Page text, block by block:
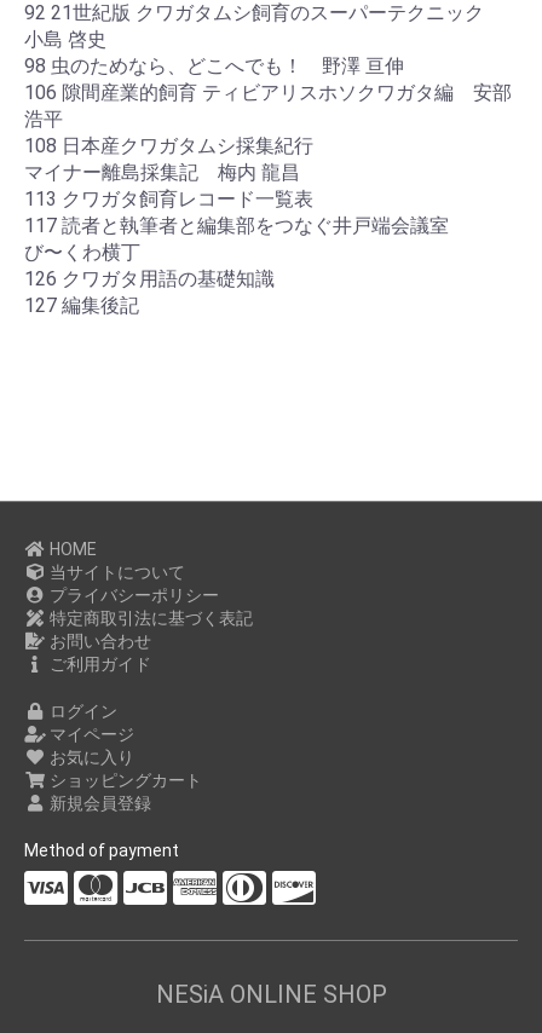
92 21世紀版 クワガタムシ飼育のスーパーテクニック
小島 啓史
98 虫のためなら、どこへでも！ 野澤 亘伸
106 隙間産業的飼育 ティビアリスホソクワガタ編 安部
浩平
108 日本産クワガタムシ採集紀行
マイナー離島採集記 梅内 龍昌
113 クワガタ飼育レコード一覧表
117 読者と執筆者と編集部をつなぐ井戸端会議室
び〜くわ横丁
126 クワガタ用語の基礎知識
127 編集後記
HOME
当サイトについて
プライバシーポリシー
特定商取引法に基づく表記
お問い合わせ
ご利用ガイド
ログイン
マイページ
お気に入り
ショッピングカート
新規会員登録
Method of payment
NESiA ONLINE SHOP